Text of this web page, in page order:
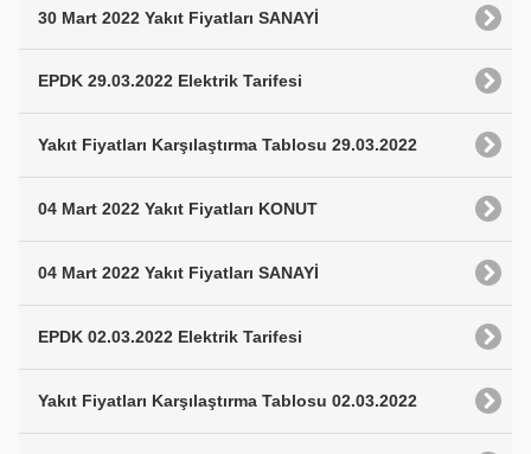
30 Mart 2022 Yakıt Fiyatları SANAYİ
EPDK 29.03.2022 Elektrik Tarifesi
Yakıt Fiyatları Karşılaştırma Tablosu 29.03.2022
04 Mart 2022 Yakıt Fiyatları KONUT
04 Mart 2022 Yakıt Fiyatları SANAYİ
EPDK 02.03.2022 Elektrik Tarifesi
Yakıt Fiyatları Karşılaştırma Tablosu 02.03.2022